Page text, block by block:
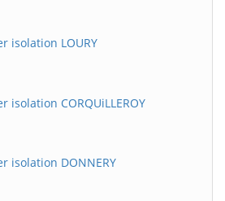
isolation LOURY
isolation CORQUiLLEROY
isolation DONNERY